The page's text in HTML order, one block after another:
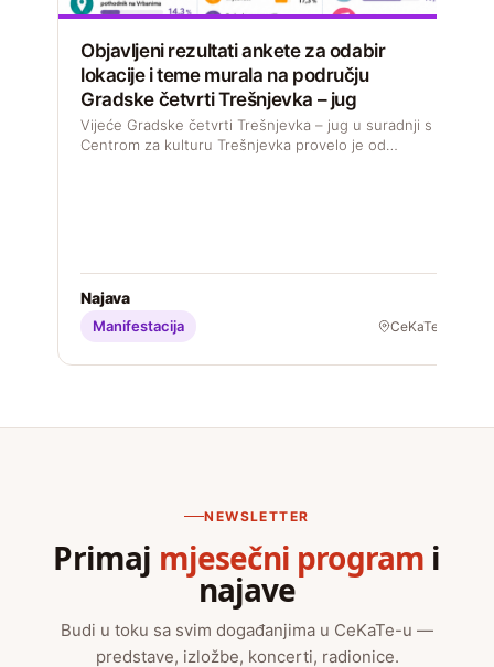
Objavljeni rezultati ankete za odabir
lokacije i teme murala na području
Gradske četvrti Trešnjevka – jug
Vijeće Gradske četvrti Trešnjevka – jug u suradnji s
Centrom za kulturu Trešnjevka provelo je od…
Najava
Manifestacija CeKaTe
NEWSLETTER
Primaj mjesečni program i
najave
Budi u toku sa svim događanjima u CeKaTe-u —
predstave, izložbe, koncerti, radionice.